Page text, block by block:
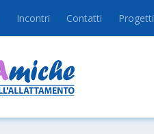
Incontri Contatti Progetti